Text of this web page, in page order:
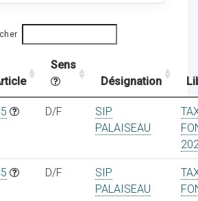
Sens
Désignation
D/F
SIP
PALAISEAU
D/F
SIP
PALAISEAU